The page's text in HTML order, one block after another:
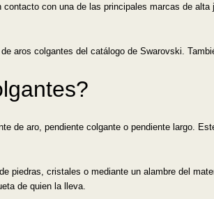
con una de las principales marcas de
aros colgantes del catálogo de Swarovski.
de aro, pendiente colgante o pendiente largo.
piedras, cristales o mediante un alambre del
de quien la lleva.